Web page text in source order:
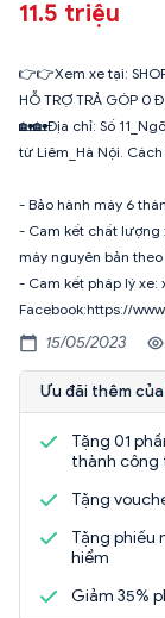
11.5 triệu
👉👉Xem xe tại:
HỖ TRỢ TRẢ GÓP 0
🏡🏡Địa chỉ: Số
từ Liêm_Hà Nội. Cách
- Bảo hành máy 6
- Cam kết chất lượng
máy nguyên bản
- Cam kết pháp lý
Facebook:https://
15/05/2023
Ưu đãi thêm của
Tặng 01
thành công
Tặng
Tặng phiếu
hiểm
Giảm 35%